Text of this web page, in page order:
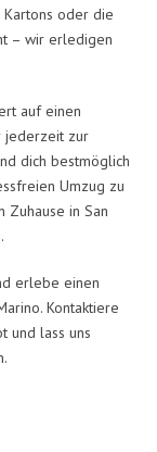
Kartons oder die
– wir erledigen
auf einen
jederzeit zur
dich bestmöglich
Umzug zu
in San
erlebe einen
Kontaktiere
und lass uns